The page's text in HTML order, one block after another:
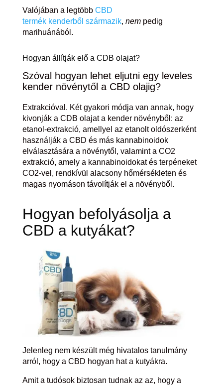
Valójában a legtöbb CBD
termék kenderből származik, nempedig
marihuánából.
Hogyan állítják elő a CDB olajat?
Szóval hogyan lehet eljutni egy leveles
kender növénytől a CBD olajig?
Extrakcióval. Két gyakori módja van annak, hogy
kivonják a CDB olajat a kender növényből: az
etanol-extrakció, amellyel az etanolt oldószerként
használják a CBD és más kannabinoidok
elválasztására a növénytől, valamint a CO2
extrakció, amely a kannabinoidokat és terpéneket
CO2-vel, rendkívül alacsony hőmérsékleten és
magas nyomáson távolítják el a növényből.
Hogyan befolyásolja a
CBD a kutyákat?
Jelenleg nem készült még hivatalos tanulmány
arról, hogy a CBD hogyan hat a kutyákra.
Amit a tudósok biztosan tudnak az az, hogy a